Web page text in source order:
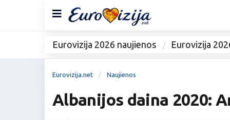
Eurovizija 2026 naujienos Eurovizija
Eurovizija.net Naujienos
Albanijos daina 2020: